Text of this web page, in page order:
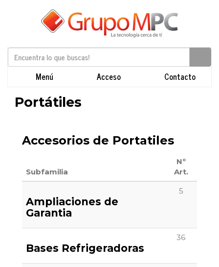
Menú Acceso Contacto
Portátiles
Accesorios de Portatiles
Subfamilia
Nº
Art.
Ampliaciones de
Garantia
5
Bases Refrigeradoras
36